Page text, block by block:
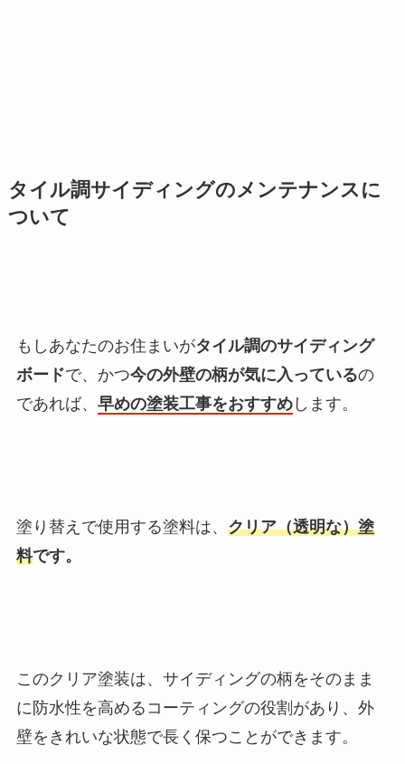
タイル調サイディングのメンテナンスに
ついて
もしあなたのお住まいがタイル調のサイディング
ボードで、かつ今の外壁の柄が気に入っているの
であれば、 早めの塗装工事をおすすめします。
塗り替えで使用する塗料は、 クリア（透明な）塗
料です。
このクリア塗装は、サイディングの柄をそのまま
に防水性を高めるコーティングの役割があり、外
壁をきれいな状態で長く保つことができます。